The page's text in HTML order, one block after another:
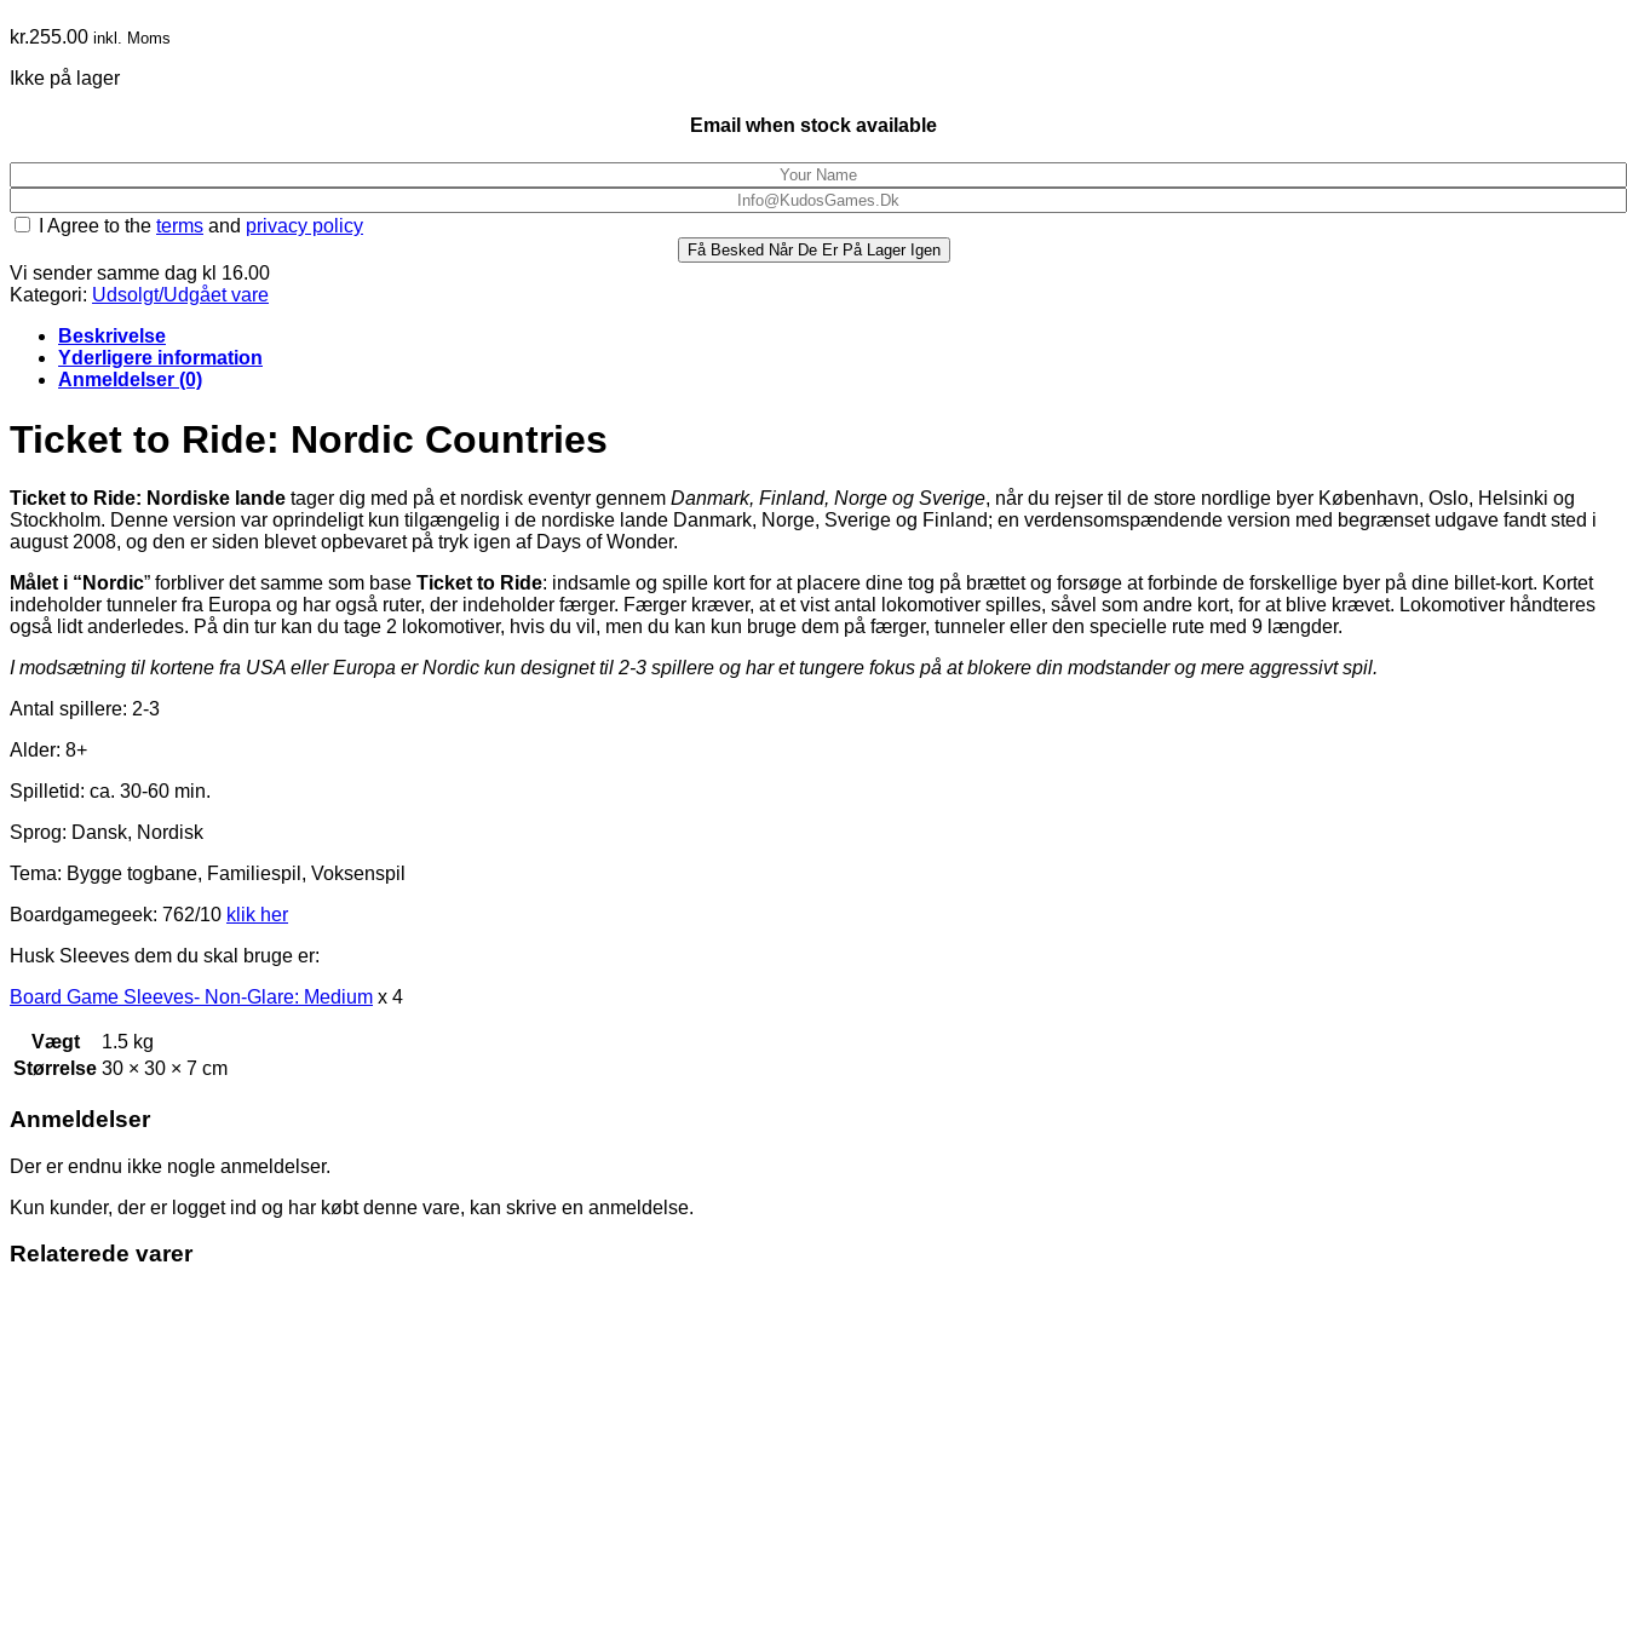
kr.255.00 inkl. Moms
Ikke på lager
Email when stock available
I Agree to the terms and privacy policy
Få Besked Når De Er På Lager Igen
Vi sender samme dag kl 16.00
Kategori: Udsolgt/Udgået vare
Beskrivelse
Yderligere information
Anmeldelser (0)
Ticket to Ride: Nordic Countries
Ticket to Ride: Nordiske lande tager dig med på et nordisk eventyr gennem Danmark, Finland, Norge og Sverige, når du rejser til de store nordlige byer København, Oslo, Helsinki og
Stockholm. Denne version var oprindeligt kun tilgængelig i de nordiske lande Danmark, Norge, Sverige og Finland; en verdensomspændende version med begrænset udgave fandt sted i
august 2008, og den er siden blevet opbevaret på tryk igen af ​​Days of Wonder.
Målet i “Nordic” forbliver det samme som base Ticket to Ride: indsamle og spille kort for at placere dine tog på brættet og forsøge at forbinde de forskellige byer på dine billet-kort. Kortet
indeholder tunneler fra Europa og har også ruter, der indeholder færger. Færger kræver, at et vist antal lokomotiver spilles, såvel som andre kort, for at blive krævet. Lokomotiver håndteres
også lidt anderledes. På din tur kan du tage 2 lokomotiver, hvis du vil, men du kan kun bruge dem på færger, tunneler eller den specielle rute med 9 længder.
I modsætning til kortene fra USA eller Europa er Nordic kun designet til 2-3 spillere og har et tungere fokus på at blokere din modstander og mere aggressivt spil.
Antal spillere: 2-3
Alder: 8+
Spilletid: ca. 30-60 min.
Sprog: Dansk, Nordisk
Tema: Bygge togbane, Familiespil, Voksenspil
Boardgamegeek: 762/10 klik her
Husk Sleeves dem du skal bruge er:
Board Game Sleeves- Non-Glare: Medium x 4
Vægt
1.5 kg
Størrelse 30 × 30 × 7 cm
Anmeldelser
Der er endnu ikke nogle anmeldelser.
Kun kunder, der er logget ind og har købt denne vare, kan skrive en anmeldelse.
Relaterede varer